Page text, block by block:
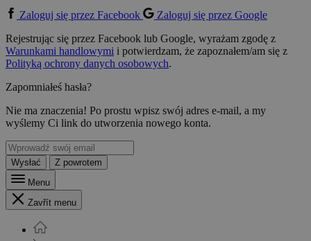
Zaloguj się przez Facebook
Zaloguj się przez Google
Rejestrując się przez Facebook lub Google, wyrażam zgodę z
Warunkami handlowymi i potwierdzam, że zapoznałem/am się z
Polityką ochrony danych osobowych.
Zapomniałeś hasła?
Nie ma znaczenia! Po prostu wpisz swój adres e-mail, a my
wyślemy Ci link do utworzenia nowego konta.
Wysłać
Z powrotem
Menu
Zavřít menu